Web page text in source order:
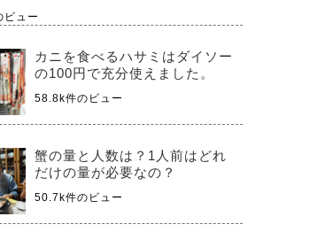
ュー
カニを食べるハサミはダイソー
の100円で充分使えました。
58.8k件のビュー
蟹の量と人数は？1人前はどれ
だけの量が必要なの？
50.7k件のビュー